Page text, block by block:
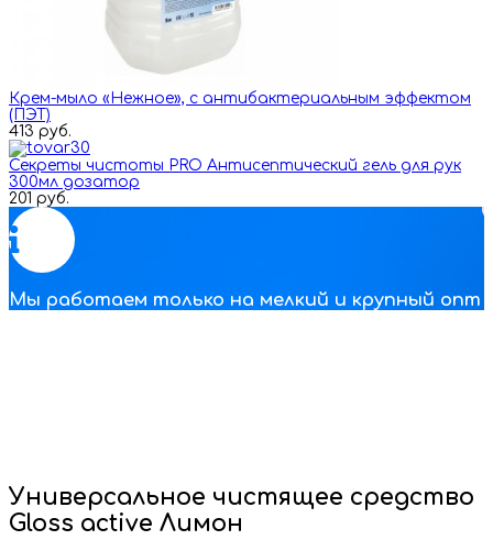
Крем-мыло «Нежное», с антибактериальным эффектом
(ПЭТ)
413 руб.
Секреты чистоты PRO Антисептический гель для рук
300мл дозатор
201 руб.
Мы работаем только на мелкий и крупный опт
Универсальное чистящее средство
Gloss active Лимон